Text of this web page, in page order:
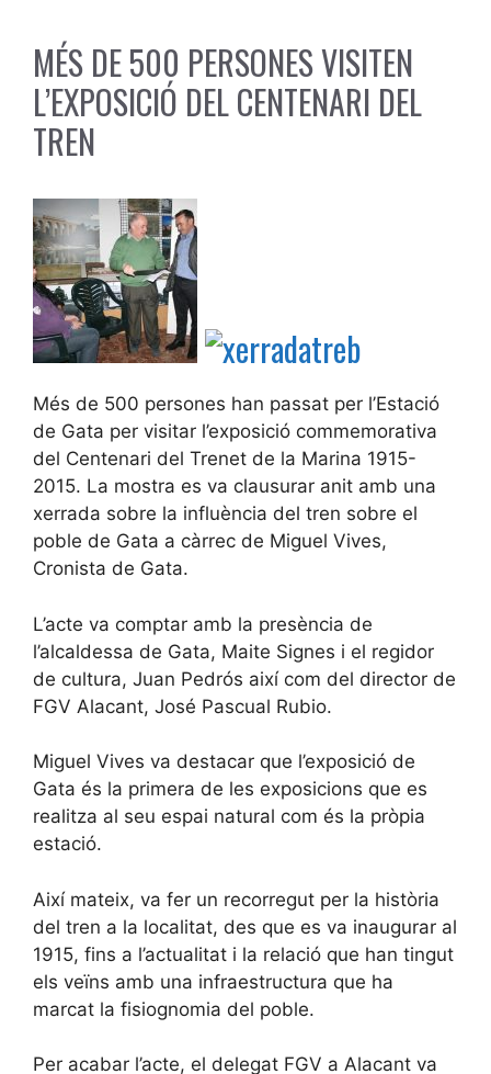
MÉS DE 500 PERSONES VISITEN
L’EXPOSICIÓ DEL CENTENARI DEL
TREN
Més de 500 persones han passat per l’Estació
de Gata per visitar l’exposició commemorativa
del Centenari del Trenet de la Marina 1915-
2015. La mostra es va clausurar anit amb una
xerrada sobre la influència del tren sobre el
poble de Gata a càrrec de Miguel Vives,
Cronista de Gata.
L’acte va comptar amb la presència de
l’alcaldessa de Gata, Maite Signes i el regidor
de cultura, Juan Pedrós així com del director de
FGV Alacant, José Pascual Rubio.
Miguel Vives va destacar que l’exposició de
Gata és la primera de les exposicions que es
realitza al seu espai natural com és la pròpia
estació.
Així mateix, va fer un recorregut per la història
del tren a la localitat, des que es va inaugurar al
1915, fins a l’actualitat i la relació que han tingut
els veïns amb una infraestructura que ha
marcat la fisiognomia del poble.
Per acabar l’acte, el delegat FGV a Alacant va